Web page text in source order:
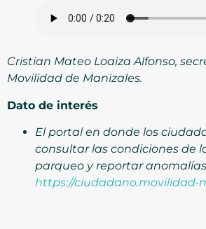
Cristian Mateo Loaiza Alfonso,
Movilidad de Manizales.
Dato de interés
El portal en donde los
consultar las condiciones de
parqueo y reportar
https://ciudadano.movilidad-